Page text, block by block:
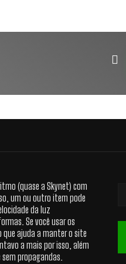
(quase a Skynet) com
um ou outro item pode
da luz
Se você usar os
que ajuda a manter o site
a mais por isso, além
propagandas.